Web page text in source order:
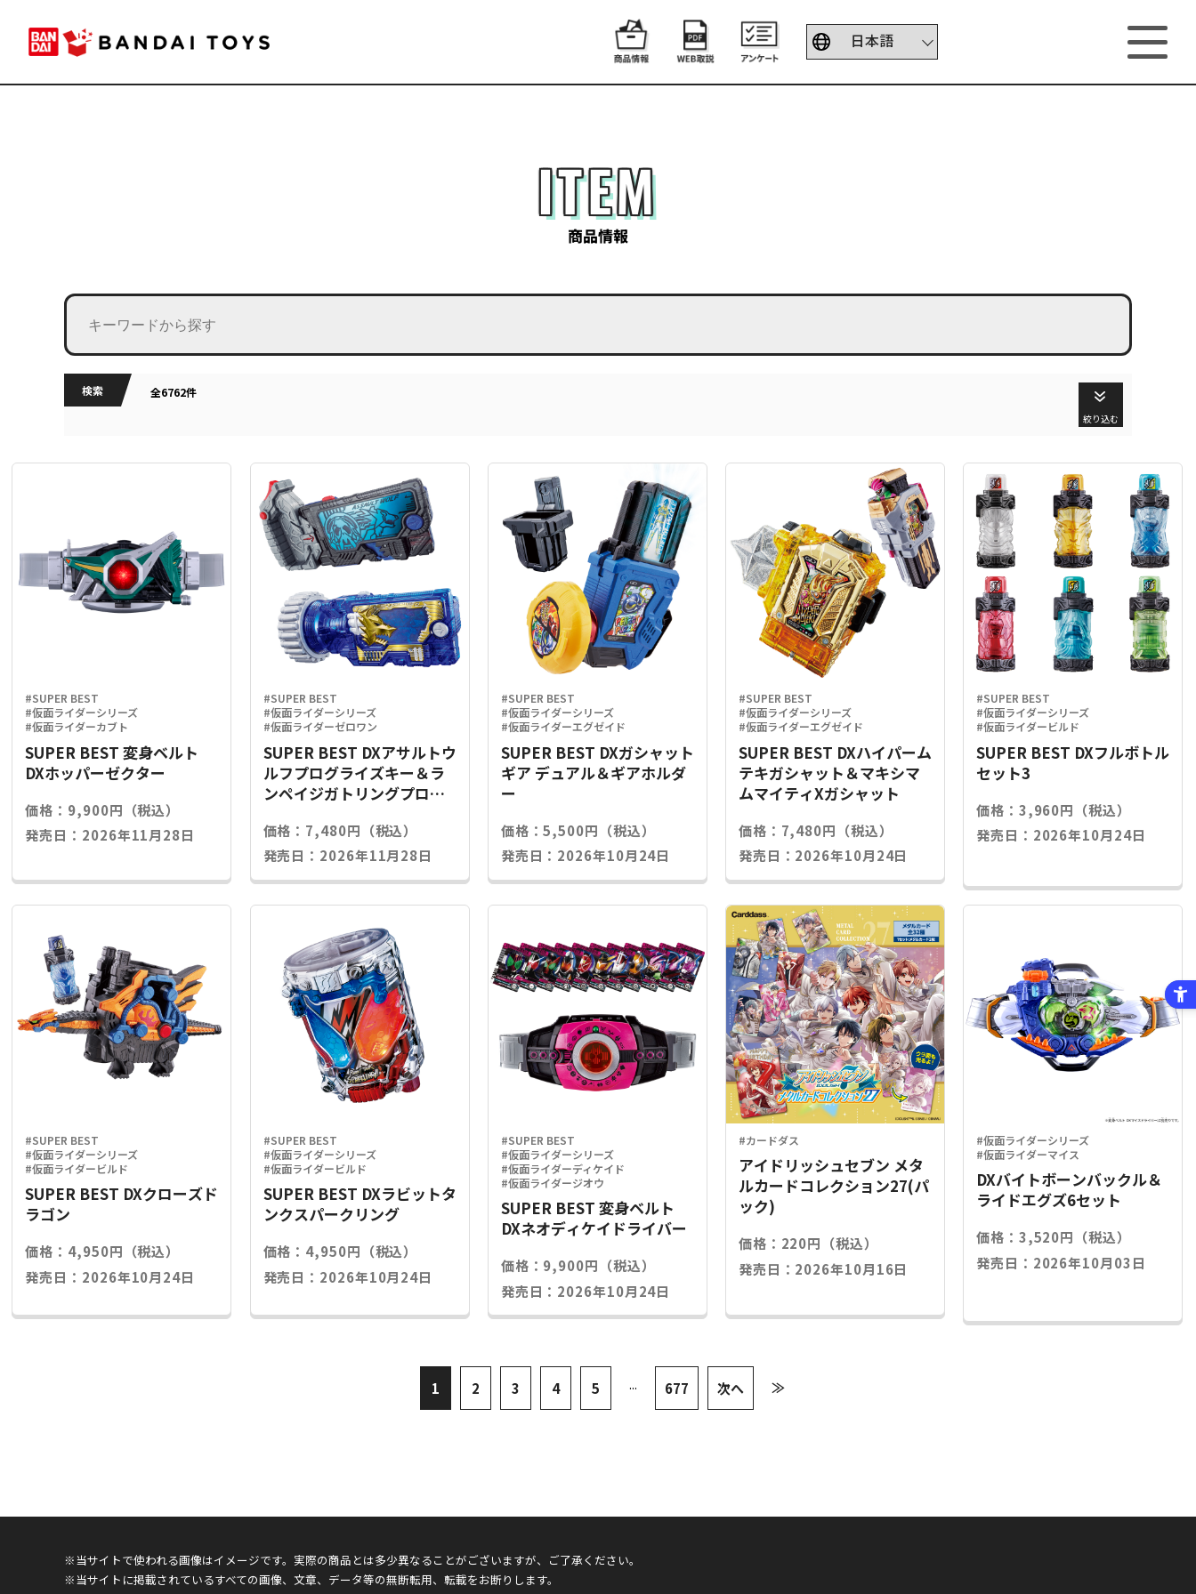
ITEM
商品情報
検索 全6762件
絞り込む
#SUPER BEST
#仮面ライダーシリーズ
#仮面ライダーカブト
SUPER BEST 変身ベルト
DXホッパーゼクター
価格：9,900円（税込）
発売日：2026年11月28日
#SUPER BEST
#仮面ライダーシリーズ
#仮面ライダーゼロワン
SUPER BEST DXアサルトウ
ルフプログライズキー＆ラ
ンペイジガトリングプログ
価格：7,480円（税込）
発売日：2026年11月28日
#SUPER BEST
#仮面ライダーシリーズ
#仮面ライダーエグゼイド
SUPER BEST DXガシャット
ギア デュアル＆ギアホルダ
ー
価格：5,500円（税込）
発売日：2026年10月24日
#SUPER BEST
#仮面ライダーシリーズ
#仮面ライダーエグゼイド
SUPER BEST DXハイパーム
テキガシャット＆マキシマ
ムマイティXガシャット
価格：7,480円（税込）
発売日：2026年10月24日
#SUPER BEST
#仮面ライダーシリーズ
#仮面ライダービルド
SUPER BEST DXフルボトル
セット3
価格：3,960円（税込）
発売日：2026年10月24日
#SUPER BEST
#仮面ライダーシリーズ
#仮面ライダービルド
SUPER BEST DXクローズド
ラゴン
価格：4,950円（税込）
発売日：2026年10月24日
#SUPER BEST
#仮面ライダーシリーズ
#仮面ライダービルド
SUPER BEST DXラビットタ
ンクスパークリング
価格：4,950円（税込）
発売日：2026年10月24日
#SUPER BEST
#仮面ライダーシリーズ
#仮面ライダーディケイド
#仮面ライダージオウ
SUPER BEST 変身ベルト
DXネオディケイドライバー
価格：9,900円（税込）
発売日：2026年10月24日
#カードダス
アイドリッシュセブン メタ
ルカードコレクション27(パ
ック)
価格：220円（税込）
発売日：2026年10月16日
#仮面ライダーシリーズ
#仮面ライダーマイス
DXバイトボーンバックル＆
ライドエグズ6セット
価格：3,520円（税込）
発売日：2026年10月03日
1 2 3 4 5 ... 677 次へ ≫
※当サイトで使われる画像はイメージです。実際の商品とは多少異なることがございますが、ご了承ください。
※当サイトに掲載されているすべての画像、文章、データ等の無断転用、転載をお断りします。